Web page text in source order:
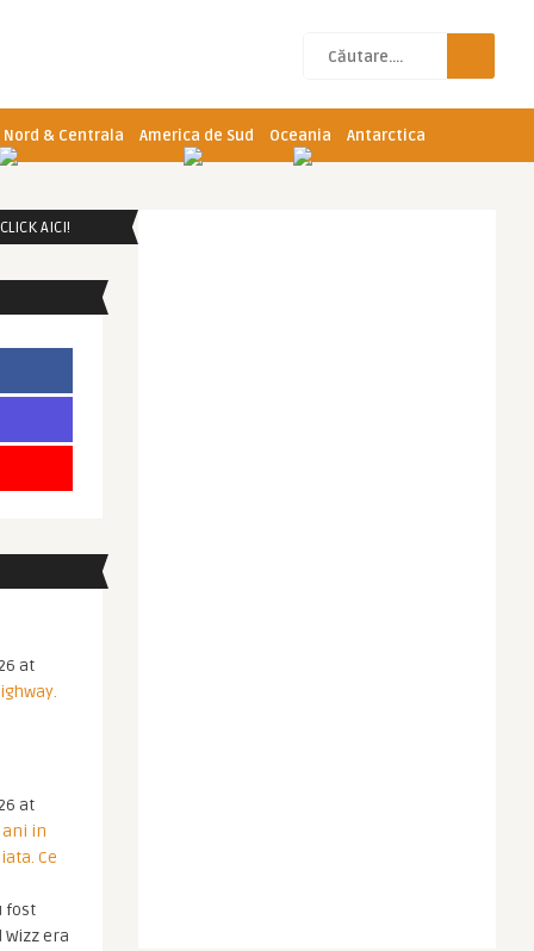
& Centrala America de Sud Oceania Antarctica
AICI!
at
at
ani in
Ce
fost
era